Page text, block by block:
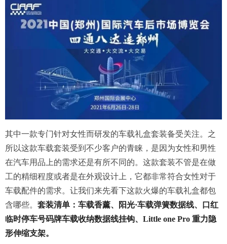
其中一款专门针对女性而研发的车载礼盒套装备受关注。之
所以这款车载套装受到不少客户的青睐，是因为女性和男性
在汽车用品上的需求还是有所不同的。这款套装不管是在做
工的精细程度或者是在外观设计上，它都非常符合女性对于
车载配件的需求。让我们来先看下这款火爆的车载礼盒都包
含哪些。 套装清单：车载香薰、阳光·车载弹簧数据线、口红
临时停车号码牌车载收纳数据线挂钩、Little one Pro 重力隐
形伸缩支架。